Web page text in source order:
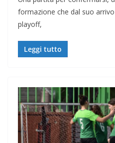
formazione che dal suo
playoff,
Leggi tutto